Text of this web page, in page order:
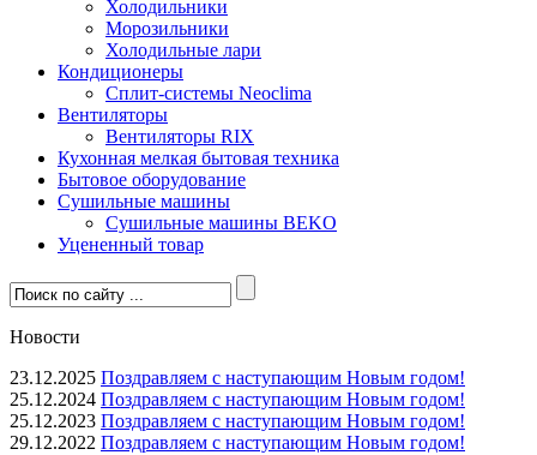
Холодильники
Морозильники
Холодильные лари
Кондиционеры
Сплит-системы Neoclima
Вентиляторы
Вентиляторы RIX
Кухонная мелкая бытовая техника
Бытовое оборудование
Сушильные машины
Сушильные машины BEKO
Уцененный товар
Новости
23.12.2025 Поздравляем с наступающим Новым годом!
25.12.2024 Поздравляем с наступающим Новым годом!
25.12.2023 Поздравляем с наступающим Новым годом!
29.12.2022 Поздравляем с наступающим Новым годом!